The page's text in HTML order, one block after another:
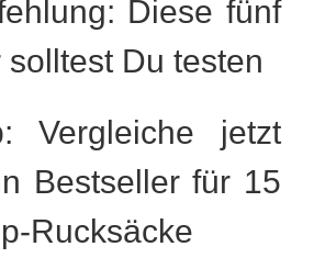
Diese fünf
solltest Du testen
Vergleiche jetzt
Bestseller für 15
Rucksäcke